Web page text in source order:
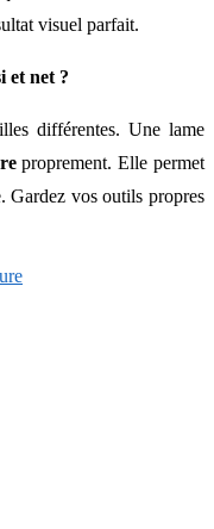
visuel parfait.
et net ?
différentes. Une lame
proprement. Elle permet
Gardez vos outils propres